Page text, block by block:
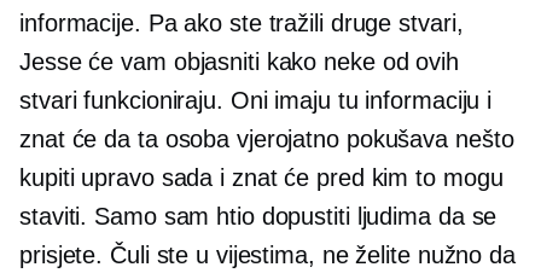
informacije. Pa ako ste tražili druge stvari,
Jesse će vam objasniti kako neke od ovih
stvari funkcioniraju. Oni imaju tu informaciju i
znat će da ta osoba vjerojatno pokušava nešto
kupiti upravo sada i znat će pred kim to mogu
staviti. Samo sam htio dopustiti ljudima da se
prisjete. Čuli ste u vijestima, ne želite nužno da